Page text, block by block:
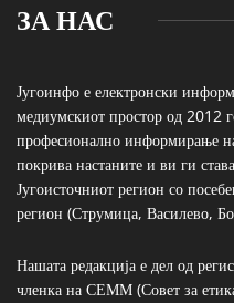
ЗА НАС
Југоинфо е електронски
медиумскиот простор од 2012
професионално информирање
покрива настаните и ви ги
Југоисточниот регион со
регион (Струмица, Василево,
Нашата редакција е дел од
членка на СЕММ (Совет за